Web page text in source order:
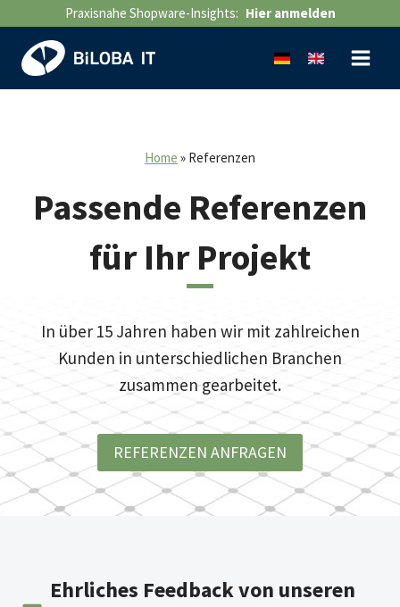
springen
Praxisnahe Shopware-Insights: Hier anmelden
Home » Referenzen
Passende Referenzen
für Ihr Projekt
In über 15 Jahren haben wir mit zahlreichen
Kunden in unterschiedlichen Branchen
zusammen gearbeitet.
REFERENZEN ANFRAGEN
Ehrliches Feedback von unseren